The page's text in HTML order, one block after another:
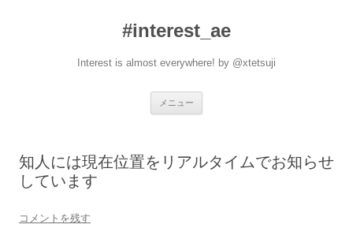
#interest_ae
Interest is almost everywhere! by @xtetsuji
メニュー
ス
知人には現在位置をリアルタイムでお知らせ
しています
コメントを残す